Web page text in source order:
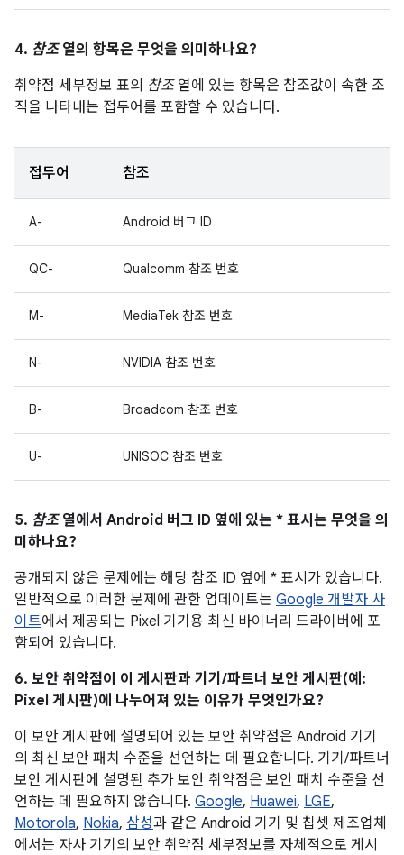
4. 참조열의 항목은 무엇을 의미하나요?
취약점 세부정보 표의 참조열에 있는 항목은 참조값이 속한 조
직을 나타내는 접두어를 포함할 수 있습니다.
접두어 참조
A- Android 버그 ID
QC- Qualcomm 참조 번호
M- MediaTek 참조 번호
N- NVIDIA 참조 번호
B- Broadcom 참조 번호
U- UNISOC 참조 번호
5. 참조열에서 Android 버그 ID 옆에 있는 * 표시는 무엇을 의
미하나요?
공개되지 않은 문제에는 해당 참조 ID 옆에 * 표시가 있습니다.
일반적으로 이러한 문제에 관한 업데이트는 Google 개발자 사
이트에서 제공되는 Pixel 기기용 최신 바이너리 드라이버에 포
함되어 있습니다.
6. 보안 취약점이 이 게시판과 기기/파트너 보안 게시판(예:
Pixel 게시판)에 나누어져 있는 이유가 무엇인가요?
이 보안 게시판에 설명되어 있는 보안 취약점은 Android 기기
의 최신 보안 패치 수준을 선언하는 데 필요합니다. 기기/파트너
보안 게시판에 설명된 추가 보안 취약점은 보안 패치 수준을 선
언하는 데 필요하지 않습니다. Google, Huawei, LGE,
Motorola, Nokia, 삼성과 같은 Android 기기 및 칩셋 제조업체
에서는 자사 기기의 보안 취약점 세부정보를 자체적으로 게시